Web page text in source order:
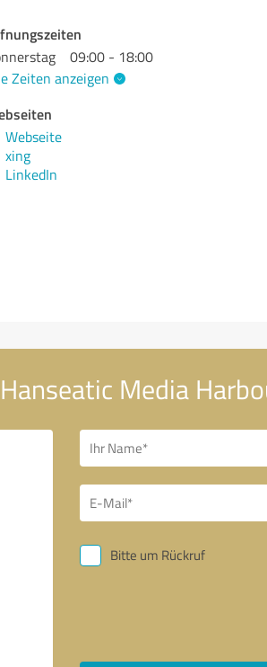
09:00 - 18:00
Zeiten anzeigen
Webseite
xing
LinkedIn
Media
Bitte um Rückruf